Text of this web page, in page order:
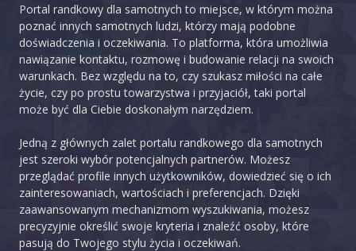
Portal randkowy dla samotnych to miejsce, w którym można
poznać innych samotnych ludzi, którzy mają podobne
doświadczenia i oczekiwania. To platforma, która umożliwia
nawiązanie kontaktu, rozmowę i budowanie relacji na swoich
warunkach. Bez względu na to, czy szukasz miłości na całe
życie, czy po prostu towarzystwa i przyjaciół, taki portal
może być dla Ciebie doskonałym narzędziem.
Jedną z głównych zalet portalu randkowego dla samotnych
jest szeroki wybór potencjalnych partnerów. Możesz
przeglądać profile innych użytkowników, dowiedzieć się o ich
zainteresowaniach, wartościach i preferencjach. Dzięki
zaawansowanym mechanizmom wyszukiwania, możesz
precyzyjnie określić swoje kryteria i znaleźć osoby, które
pasują do Twojego stylu życia i oczekiwań.